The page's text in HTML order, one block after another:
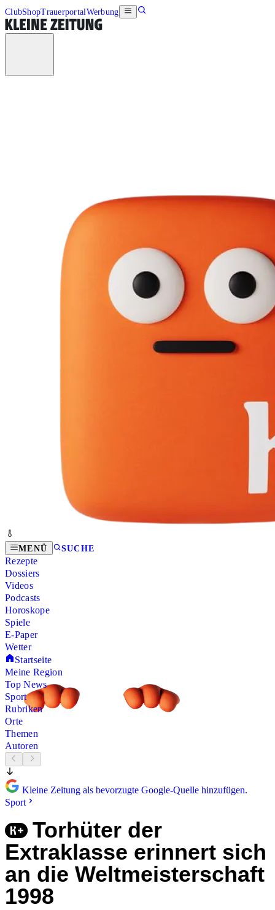
ClubShopTrauerportalWerbung
MENÜ SUCHE
Rezepte
Dossiers
Videos
Podcasts
Horoskope
Spiele
E-Paper
Wetter
Startseite
Meine Region
Top News
Sport
Rubriken
Orte
Themen
Autoren
Kleine Zeitung als bevorzugte Google-Quelle hinzufügen.
Sport
Torhüter der
Extraklasse erinnert sich
an die Weltmeisterschaft
1998